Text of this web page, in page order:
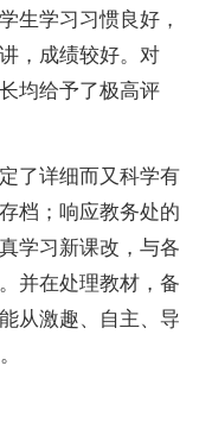
生学习习惯良好，
，成绩较好。对
均给予了极高评
了详细而又科学有
档；响应教务处的
学习新课改，与各
并在处理教材，备
从激趣、自主、导